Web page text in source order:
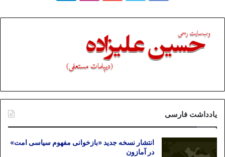
یادداشت فارسی
انتشار نسخه جدید «بازخوانی مفهوم سیاسی امت»
در آمازون